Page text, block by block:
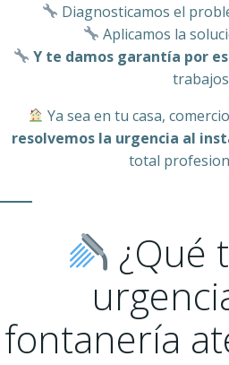
Diagnosticamos el
Aplicamos la
Y te damos garantía por
trabajos
Ya sea en tu casa,
resolvemos la urgencia al
total
¿Qué
fontanería